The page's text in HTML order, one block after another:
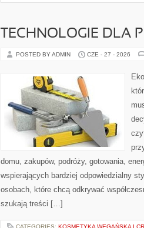
TECHNOLOGIE DLA
POSTED BY ADMIN CZE - 27 - 2026
domu, zakupów, podróży, gotowania,
wspierających bardziej odpowiedzialny
osobach, które chcą odkrywać
szukają treści […]
CATEGORIES: KOSMETYKA WEGAŃSKA I